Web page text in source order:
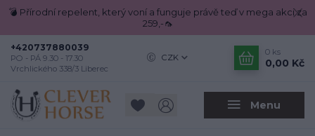
💣 Přírodní repelent, který voní a funguje právě teď v mega akci za
259,-🦟
Menu
CZK
+420737880039
PO - PÁ 9.30 - 17.30
Vrchlického 338/3 Liberec
0 ks
0,00 Kč